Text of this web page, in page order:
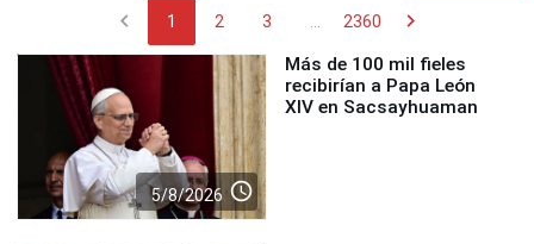
chevron_left 1 2 3 2360 chevron_right
5/8/2026 access_time
Más de 100 mil fieles
recibirían a Papa León
XIV en Sacsayhuaman